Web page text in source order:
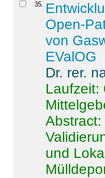
35.
Open-
von
EValOG
Dr. rer.
Laufzeit:
und